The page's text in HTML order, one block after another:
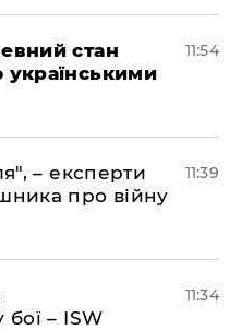
стан
11:54
– експерти
про війну
11:39
бої – ISW
11:34